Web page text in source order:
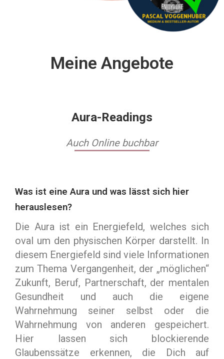
Meine Angebote
Aura-Readings
Auch Online buchbar
Was ist eine Aura und was lässt sich hier
herauslesen?
Die Aura ist ein Energiefeld, welches sich
oval um den physischen Körper darstellt. In
diesem Energiefeld sind viele Informationen
zum Thema Vergangenheit, der „möglichen“
Zukunft, Beruf, Partnerschaft, der mentalen
Gesundheit und auch die eigene
Wahrnehmung seiner selbst oder die
Wahrnehmung von anderen gespeichert.
Hier lassen sich blockierende
Glaubenssätze erkennen, die Dich auf